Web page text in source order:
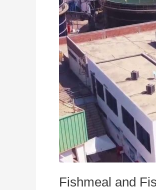
Fishmeal and
environmental
impact
than
other
aquaculture
ingredients